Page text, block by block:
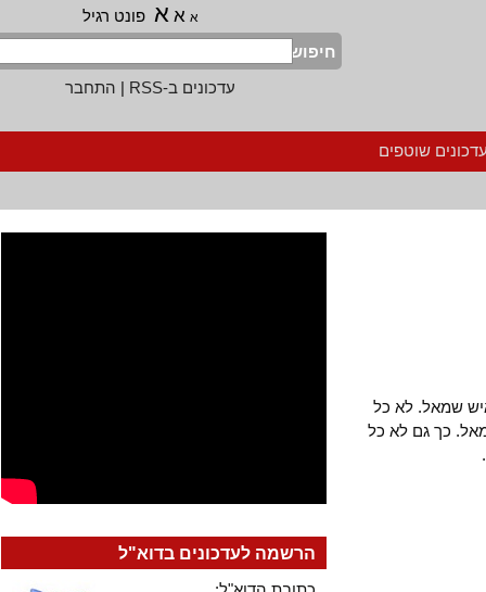
א א פונט רגיל
חיפוש
עדכונים ב-RSS
|התחבר
שוטפים
שמאל. לא כל
כך גם לא כל
הרשמה לעדכונים בדוא"ל